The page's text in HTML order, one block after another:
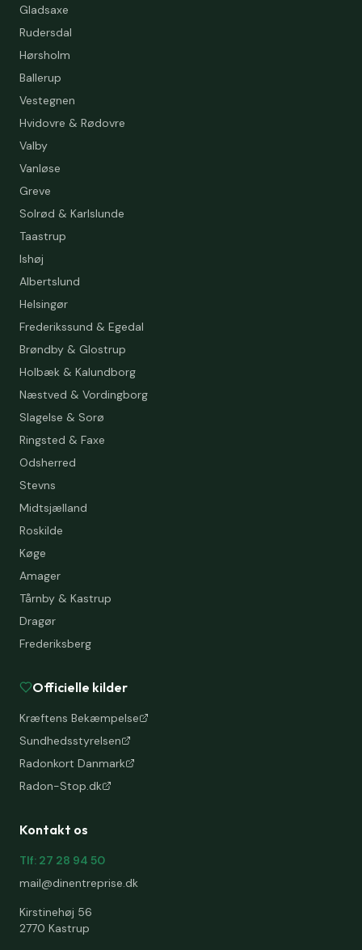
Gladsaxe
Rudersdal
Hørsholm
Ballerup
Vestegnen
Hvidovre & Rødovre
Valby
Vanløse
Greve
Solrød & Karlslunde
Taastrup
Ishøj
Albertslund
Helsingør
Frederikssund & Egedal
Brøndby & Glostrup
Holbæk & Kalundborg
Næstved & Vordingborg
Slagelse & Sorø
Ringsted & Faxe
Odsherred
Stevns
Midtsjælland
Roskilde
Køge
Amager
Tårnby & Kastrup
Dragør
Frederiksberg
Officielle kilder
Kræftens Bekæmpelse
Sundhedsstyrelsen
Radonkort Danmark
Radon-Stop.dk
Kontakt os
Tlf: 27 28 94 50
mail@dinentreprise.dk
Kirstinehøj 56
2770 Kastrup